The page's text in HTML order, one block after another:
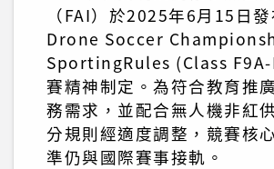
（FAI）於2025年6月15日
Drone Soccer
SportingRules (Class F9A-
賽精神制定。為符合教育推
務需求，並配合無人機非紅
分規則經適度調整，競賽核
準仍與國際賽事接軌。